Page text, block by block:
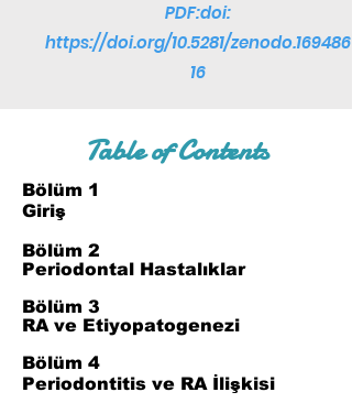
PDF:doi:
https://doi.org/10.5281/zenodo.169486
16
Table of Contents
Bölüm 1
Giriş
Bölüm 2
Periodontal Hastalıklar
Bölüm 3
RA ve Etiyopatogenezi
Bölüm 4
Periodontitis ve RA İlişkisi